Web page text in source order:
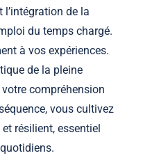
l’intégration de la
du temps chargé.
à vos expériences.
de la pleine
compréhension
vous cultivez
résilient, essentiel